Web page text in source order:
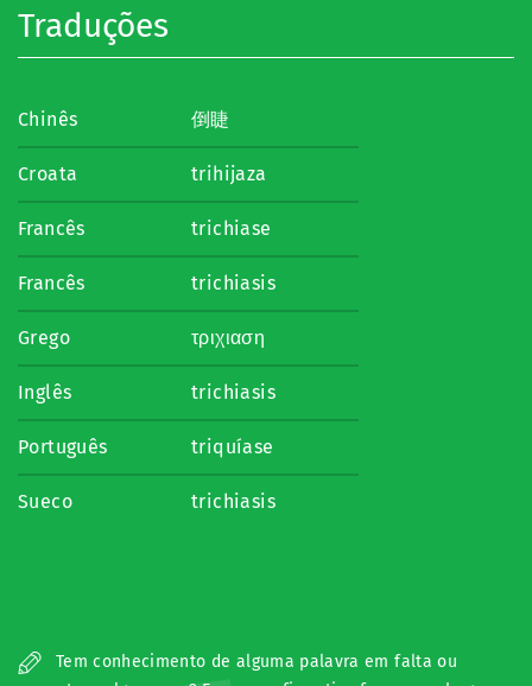
Traduções
Chinês 倒睫
Croata trihijaza
Francês trichiase
Francês trichiasis
Grego τριχιαση
Inglês trichiasis
Português triquíase
Sueco trichiasis
Tem conhecimento de alguma palavra em falta ou